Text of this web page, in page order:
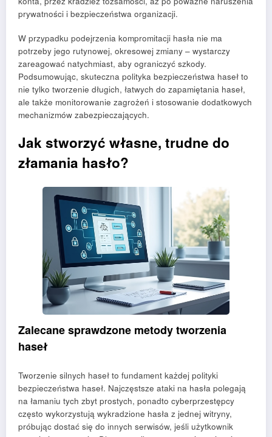
prywatności i bezpieczeństwa organizacji.
W przypadku podejrzenia kompromitacji hasła nie ma
potrzeby jego rutynowej, okresowej zmiany – wystarczy
zareagować natychmiast, aby ograniczyć szkody.
Podsumowując, skuteczna polityka bezpieczeństwa haseł to
nie tylko tworzenie długich, łatwych do zapamiętania haseł,
ale także monitorowanie zagrożeń i stosowanie dodatkowych
mechanizmów zabezpieczających.
Jak stworzyć własne, trudne do
złamania hasło?
Zalecane sprawdzone metody tworzenia
haseł
Tworzenie silnych haseł to fundament każdej polityki
bezpieczeństwa haseł. Najczęstsze ataki na hasła polegają
na łamaniu tych zbyt prostych, ponadto cyberprzestępcy
często wykorzystują wykradzione hasła z jednej witryny,
próbując dostać się do innych serwisów, jeśli użytkownik